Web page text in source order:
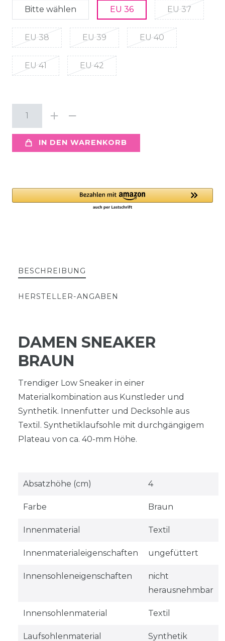
Bitte wählen EU 36 EU 37
EU 38 EU 39 EU 40
EU 41 EU 42
IN DEN WARENKORB
BESCHREIBUNG
HERSTELLER-ANGABEN
DAMEN SNEAKER
BRAUN
Trendiger Low Sneaker in einer
Materialkombination aus Kunstleder und
Synthetik. Innenfutter und Decksohle aus
Textil. Synthetiklaufsohle mit durchgängigem
Plateau von ca. 40-mm Höhe.
Absatzhöhe (cm) 4
Farbe Braun
Innenmaterial Textil
Innenmaterialeigenschaften ungefüttert
Innensohleneigenschaften
nicht
herausnehmbar
Innensohlenmaterial Textil
Laufsohlenmaterial Synthetik